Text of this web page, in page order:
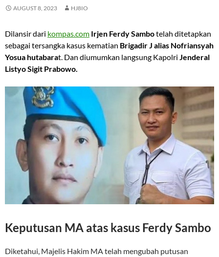
AUGUST 8, 2023 HJ8IO
Dilansir dari kompas.com Irjen Ferdy Sambotelah ditetapkan
sebagai tersangka kasus kematian Brigadir J alias Nofriansyah
Yosua hutabarat. Dan diumumkan langsung Kapolri Jenderal
Listyo Sigit Prabowo.
Keputusan MA atas kasus Ferdy Sambo
Diketahui, Majelis Hakim MA telah mengubah putusan